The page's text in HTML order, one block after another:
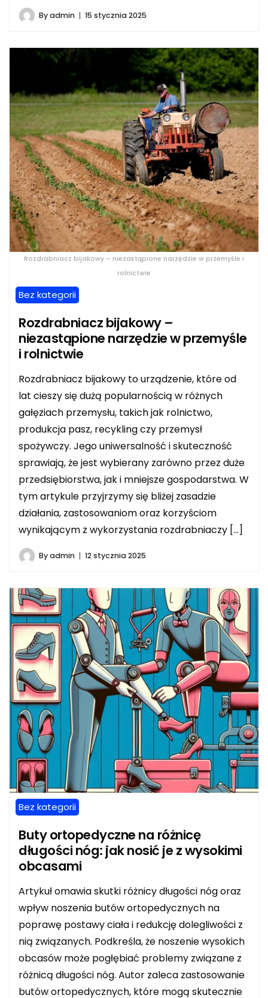
Byadmin 15 stycznia 2025
Rozdrabniacz bijakowy – niezastąpione narzędzie w przemyśle i
rolnictwie
Bez kategorii
Rozdrabniacz bijakowy –
niezastąpione narzędzie w przemyśle
i rolnictwie
Rozdrabniacz bijakowy to urządzenie, które od
lat cieszy się dużą popularnością w różnych
gałęziach przemysłu, takich jak rolnictwo,
produkcja pasz, recykling czy przemysł
spożywczy. Jego uniwersalność i skuteczność
sprawiają, że jest wybierany zarówno przez duże
przedsiębiorstwa, jak i mniejsze gospodarstwa. W
tym artykule przyjrzymy się bliżej zasadzie
działania, zastosowaniom oraz korzyściom
wynikającym z wykorzystania rozdrabniaczy […]
Byadmin 12 stycznia 2025
Bez kategorii
Buty ortopedyczne na różnicę
długości nóg: jak nosić je z wysokimi
obcasami
Artykuł omawia skutki różnicy długości nóg oraz
wpływ noszenia butów ortopedycznych na
poprawę postawy ciała i redukcję dolegliwości z
nią związanych. Podkreśla, że noszenie wysokich
obcasów może pogłębiać problemy związane z
różnicą długości nóg. Autor zaleca zastosowanie
butów ortopedycznych, które mogą skutecznie